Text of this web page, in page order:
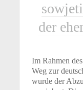
der
Im Rahmen
Weg zur
wurde der